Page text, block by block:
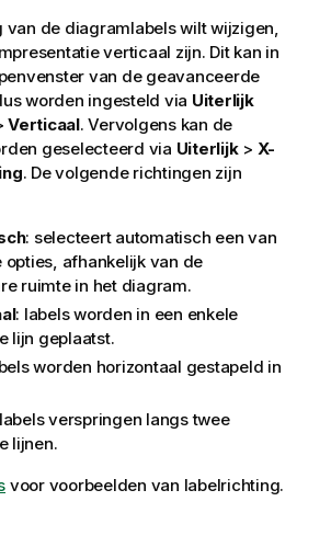
van de diagramlabels wilt wijzigen,
verticaal zijn. Dit kan in
van de geavanceerde
worden ingesteld via Uiterlijk
Verticaal. Vervolgens kan de
geselecteerd via Uiterlijk> X-
. De volgende richtingen zijn
: selecteert automatisch een van
opties, afhankelijk van de
ruimte in het diagram.
: labels worden in een enkele
lijn geplaatst.
worden horizontaal gestapeld in
verspringen langs twee
lijnen.
voor voorbeelden van labelrichting.